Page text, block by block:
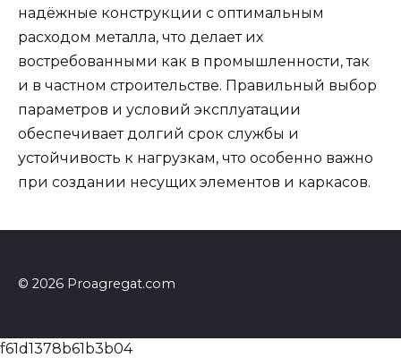
надёжные конструкции с оптимальным
расходом металла, что делает их
востребованными как в промышленности, так
и в частном строительстве. Правильный выбор
параметров и условий эксплуатации
обеспечивает долгий срок службы и
устойчивость к нагрузкам, что особенно важно
при создании несущих элементов и каркасов.
© 2026 Proagregat.com
f61d1378b61b3b04